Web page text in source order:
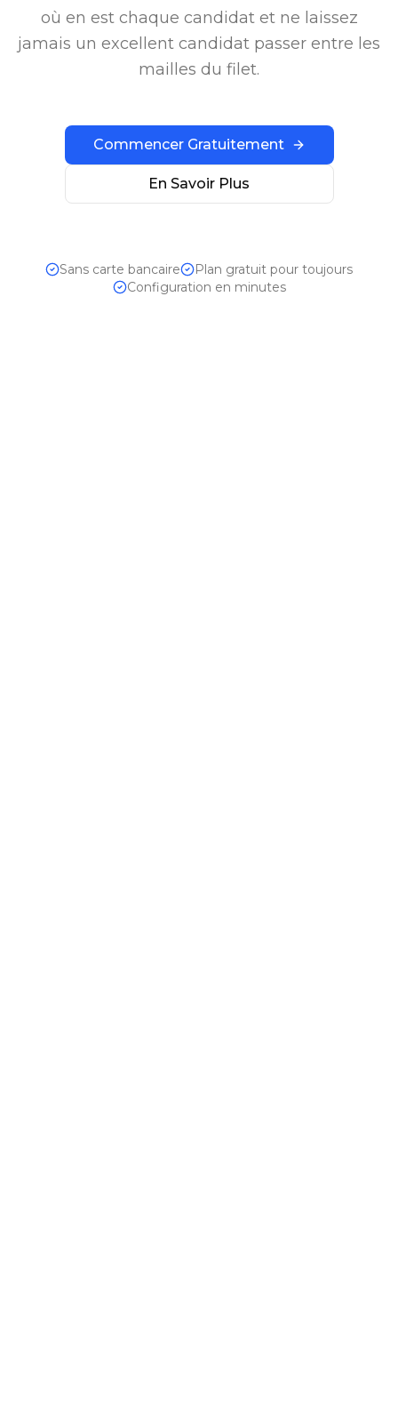
où en est chaque candidat et ne laissez
jamais un excellent candidat passer entre les
mailles du filet.
Commencer Gratuitement
En Savoir Plus
Sans carte bancaire
Plan gratuit pour toujours
Configuration en minutes